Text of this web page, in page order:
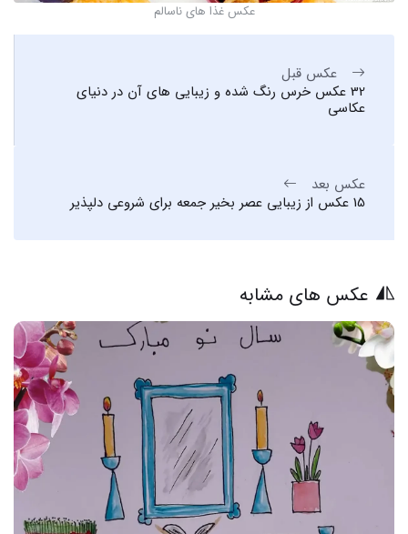
عکس غذا های ناسالم
عکس قبل
32 عکس خرس رنگ شده و زیبایی های آن در دنیای
عکاسی
عکس بعد
15 عکس از زیبایی عصر بخیر جمعه برای شروعی دلپذیر
عکس های مشابه